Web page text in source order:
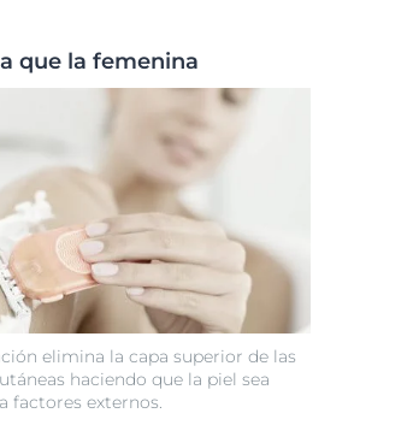
que la femenina
elimina la capa superior de las
haciendo que la piel sea
factores externos.